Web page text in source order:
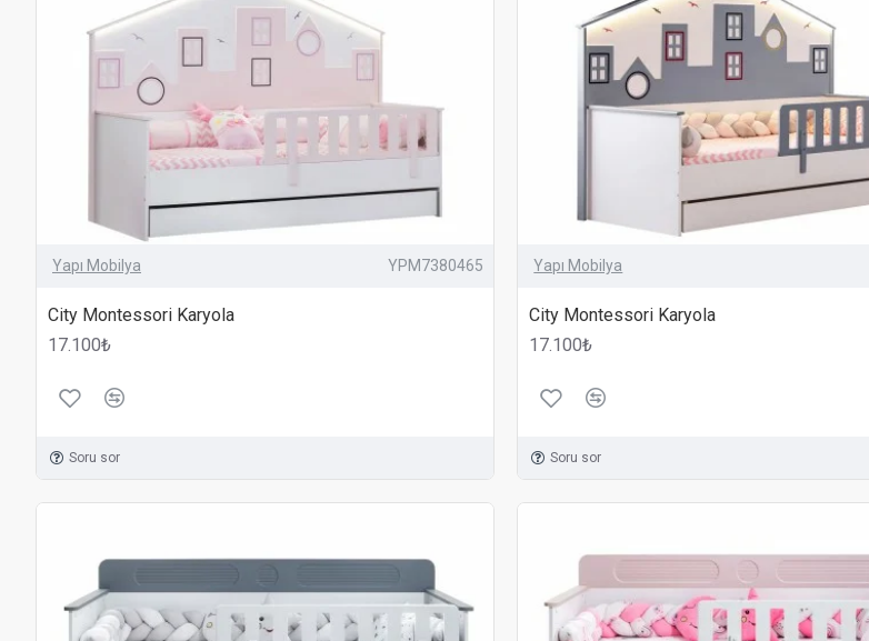
Yapı Mobilya YPM7380465
City Montessori Karyola
17.100₺
Soru sor
Yapı Mobilya
City Montessori Karyola
17.100₺
Soru sor